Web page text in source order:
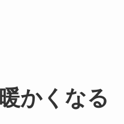
かくなる